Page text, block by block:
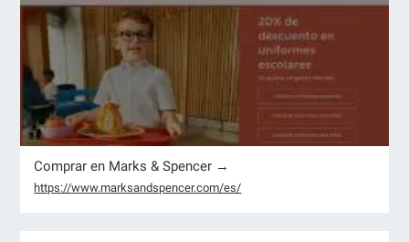
Comprar en Marks & Spencer →
https://www.marksandspencer.com/es/